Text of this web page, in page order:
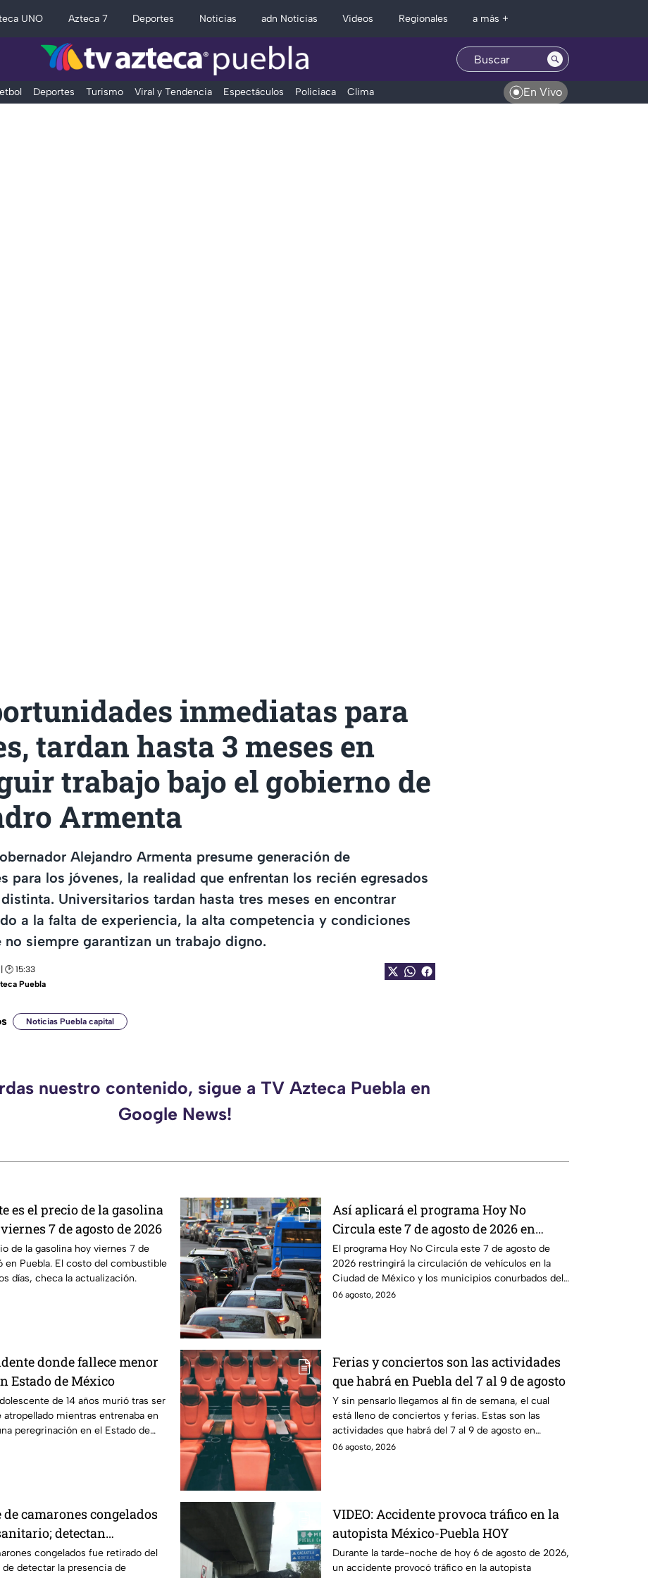
UNO Azteca 7 Deportes Noticias adn Noticias Videos Regionales a más +
Deportes Turismo Viral y Tendencia Espectáculos Policiaca Clima En Vivo
inmediatas para
tardan hasta 3 meses en
trabajo bajo el gobierno de
Armenta
Alejandro Armenta presume generación de
para los jóvenes, la realidad que enfrentan los recién egresados
Universitarios tardan hasta tres meses en encontrar
a la falta de experiencia, la alta competencia y condiciones
no siempre garantizan un trabajo digno.
🕑 15:33
Puebla
Noticias Puebla capital
nuestro contenido, sigue a TV Azteca Puebla en
Google News!
es el precio de la gasolina
7 de agosto de 2026
de la gasolina hoy viernes 7 de
en Puebla. El costo del combustible
días, checa la actualización.
Así aplicará el programa Hoy No
Circula este 7 de agosto de 2026 en
CDMX y Edomex
El programa Hoy No Circula este 7 de agosto de
2026 restringirá la circulación de vehículos en la
Ciudad de México y los municipios conurbados del
Edomex.
06 agosto, 2026
donde fallece menor
Estado de México
de 14 años murió tras ser
atropellado mientras entrenaba en
peregrinación en el Estado de
Ferias y conciertos son las actividades
que habrá en Puebla del 7 al 9 de agosto
Y sin pensarlo llegamos al fin de semana, el cual
está lleno de conciertos y ferias. Estas son las
actividades que habrá del 7 al 9 de agosto en
Puebla.
06 agosto, 2026
camarones congelados
detectan
España
congelados fue retirado del
detectar la presencia de
VIDEO: Accidente provoca tráfico en la
autopista México-Puebla HOY
Durante la tarde-noche de hoy 6 de agosto de 2026,
un accidente provocó tráfico en la autopista